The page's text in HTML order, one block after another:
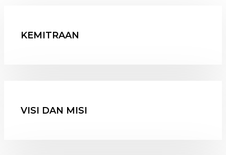
KEMITRAAN
VISI DAN MISI